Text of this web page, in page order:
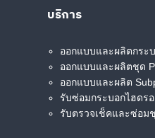
บริการ
ออกแบบและผลิตกระ
ออกแบบและผลิตชุด
ออกแบบและผลิต
รับซ่อมกระบอกไฮดร
รับตรวจเช็คและซ่อม